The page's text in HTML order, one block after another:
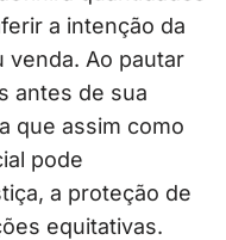
a intenção da
venda. Ao pautar
antes de sua
que assim como
pode
a proteção de
equitativas.